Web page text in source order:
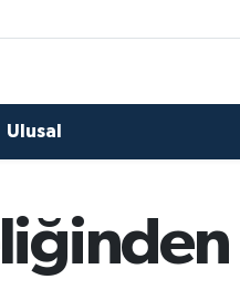
Ulusal